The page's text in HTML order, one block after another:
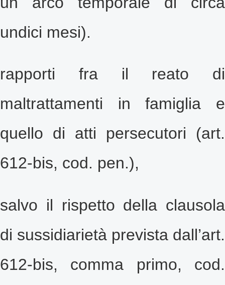
undici mesi).
rapporti fra il reato di
maltrattamenti in famiglia e
quello di atti persecutori (art.
612-bis, cod. pen.),
salvo il rispetto della clausola
di sussidiarietà prevista dall’art.
612-bis, comma primo, cod.